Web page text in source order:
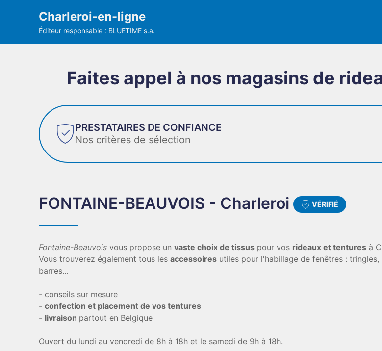
Charleroi-en-ligne
Éditeur responsable : BLUETIME s.a.
Faites appel à nos magasins de
PRESTATAIRES DE CONFIANCE
Nos critères de sélection
FONTAINE-BEAUVOIS - Charleroi VÉRIFIÉ
Fontaine-Beauvois vous propose unvaste choix de tissus pour vos rideaux et tentures à
Vous trouverez également tous lesaccessoires utiles pour l'habillage de fenêtres : tringles,
barres...
- conseils sur mesure
-confection et placement de vos tentures
- livraison partout en Belgique
Ouvert du lundi au vendredi de 8h à 18h et le samedi de 9h à 18h.